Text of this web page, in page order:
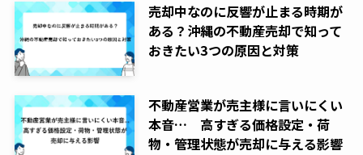
売却中なのに反響が止まる時期が
ある？沖縄の不動産売却で知って
おきたい3つの原因と対策
不動産営業が売主様に言いにくい
本音… 高すぎる価格設定・荷
物・管理状態が売却に与える影響